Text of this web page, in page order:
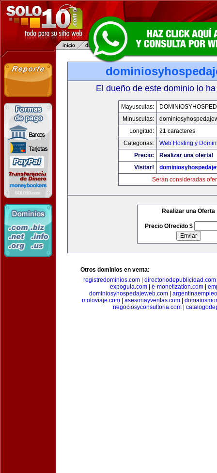
El dueño de este dominio lo
Mayusculas:
Minusculas:
Longitud:
21 caracteres
Categorias:
Web Hosting y
Precio:
Realizar una oferta!
Visitar!
Serán consideradas
Realizar una Oferta
Precio Ofrecido $
Otros dominios en venta:
registredominios.com| directoriodepublicidad.com
expoguia.com| e-monetization.com|
dominiosyhospedajeweb.com
motoviaje.com
asesoriayventas.com
negociosyconsultoria.com|